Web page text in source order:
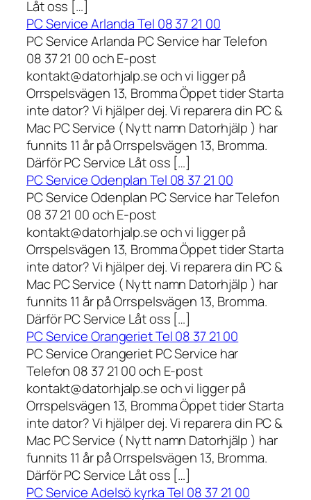
Låt oss […]
PC Service Arlanda Tel 08 37 21 00
PC Service Arlanda PC Service har Telefon
08 37 21 00 och E-post
kontakt@datorhjalp.se och vi ligger på
Orrspelsvägen 13, Bromma Öppet tider Starta
inte dator? Vi hjälper dej. Vi reparera din PC &
Mac PC Service ( Nytt namn Datorhjälp ) har
funnits 11 år på Orrspelsvägen 13, Bromma.
Därför PC Service Låt oss […]
PC Service Odenplan Tel 08 37 21 00
PC Service Odenplan PC Service har Telefon
08 37 21 00 och E-post
kontakt@datorhjalp.se och vi ligger på
Orrspelsvägen 13, Bromma Öppet tider Starta
inte dator? Vi hjälper dej. Vi reparera din PC &
Mac PC Service ( Nytt namn Datorhjälp ) har
funnits 11 år på Orrspelsvägen 13, Bromma.
Därför PC Service Låt oss […]
PC Service Orangeriet Tel 08 37 21 00
PC Service Orangeriet PC Service har
Telefon 08 37 21 00 och E-post
kontakt@datorhjalp.se och vi ligger på
Orrspelsvägen 13, Bromma Öppet tider Starta
inte dator? Vi hjälper dej. Vi reparera din PC &
Mac PC Service ( Nytt namn Datorhjälp ) har
funnits 11 år på Orrspelsvägen 13, Bromma.
Därför PC Service Låt oss […]
PC Service Adelsö kyrka Tel 08 37 21 00